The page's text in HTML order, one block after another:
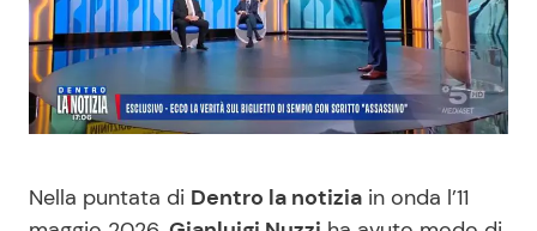
Benessere
Casa
Cucina e Ricette
Consigli di Cucina
Nella puntata di Dentro la notizia in onda l’11